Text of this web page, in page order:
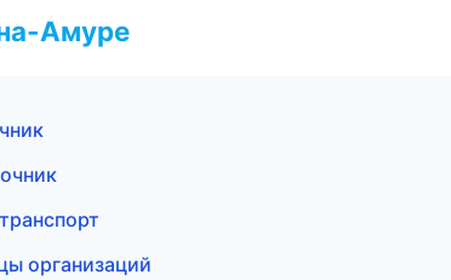
Амуре
организаций